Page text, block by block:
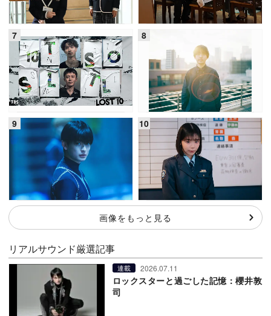
画像をもっと見る
リアルサウンド厳選記事
連載 2026.07.11
ロックスターと過ごした記憶：櫻井敦
司